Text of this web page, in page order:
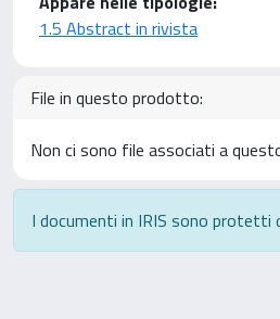
1.5 Abstract in rivista
File in questo prodotto:
Non ci sono file associati a
I documenti in IRIS sono